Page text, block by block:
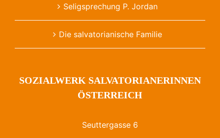
Seligsprechung P. Jordan
Die salvatorianische Familie
SOZIALWERK SALVATORIANERINNEN
ÖSTERREICH
Seuttergasse 6